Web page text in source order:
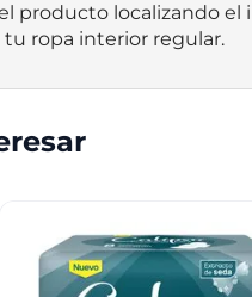
producto localizando el
ropa interior regular.